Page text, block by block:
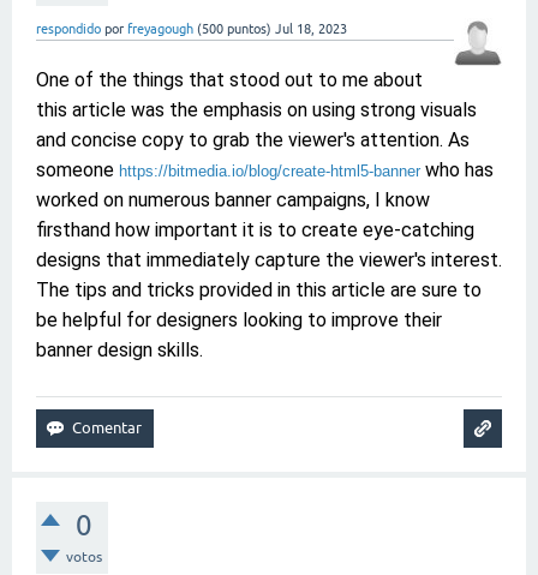
respondido por freyagough (500 puntos) Jul 18, 2023
One of the things that stood out to me about
this article was the emphasis on using strong visuals
and concise copy to grab the viewer's attention. As
someone https://bitmedia.io/blog/create-html5-banner who has
worked on numerous banner campaigns, I know
firsthand how important it is to create eye-catching
designs that immediately capture the viewer's interest.
The tips and tricks provided in this article are sure to
be helpful for designers looking to improve their
banner design skills.
0
votos